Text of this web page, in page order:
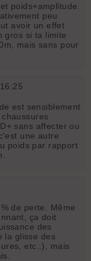
poids+amplitude.
peu
avoir un effet
gros si ta limite
mais sans pour
est sensiblement
sans affecter ou
une autre
poids par rapport
de perte. Même
ça doit
des
la glisse des
etc..), mais